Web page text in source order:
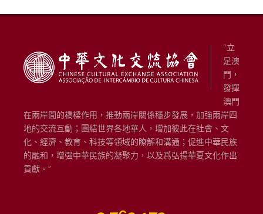
“立
足澳
門，
發揮
澳門
在兩岸間的橋樑作用，推動兩岸關係穩步發展，加強兩岸四
地的交流互動；團結世界各地華人，增加彼此在社會、文
化、經濟、教育、科技等領域的瞭解和溝通；促進中華民族
的融和，增强中華民族的凝聚力，以及爲弘揚華夏文化作出
貢獻。”